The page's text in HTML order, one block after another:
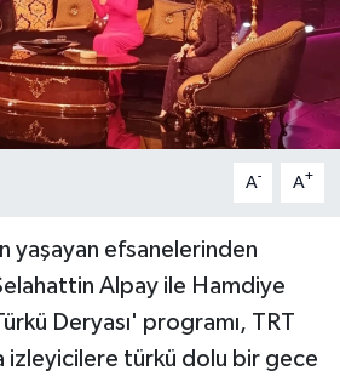
A- A+
yaşayan efsanelerinden
Alpay ile Hamdiye
Deryası' programı, TRT
izleyicilere türkü dolu bir gece